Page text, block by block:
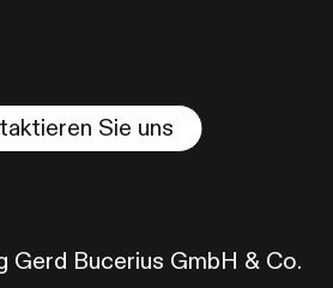
Sie uns
Bucerius GmbH & Co.